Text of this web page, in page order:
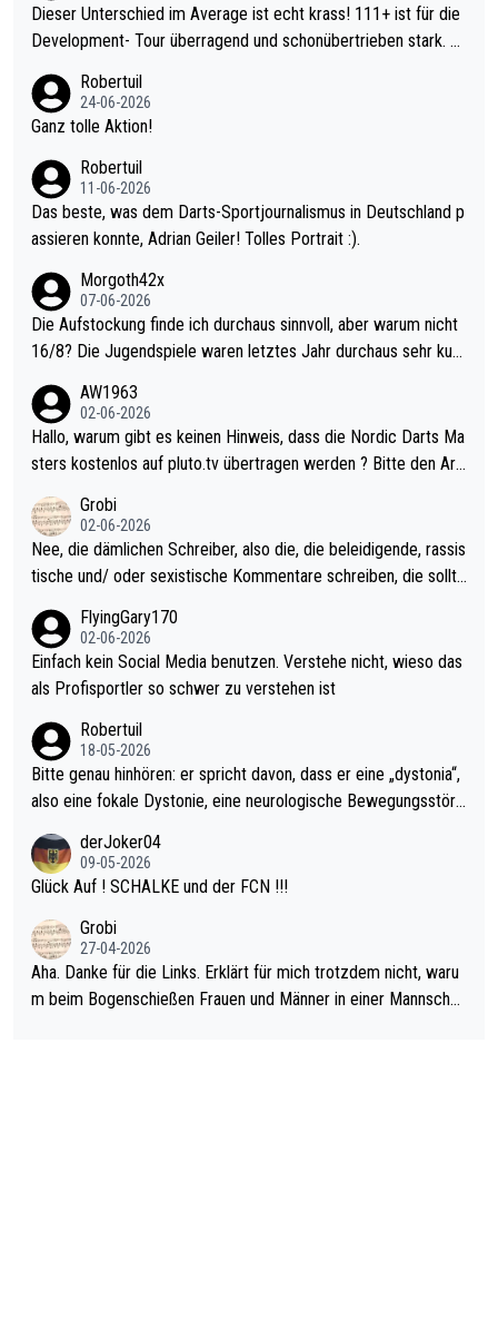
Dieser Unterschied im Average ist echt krass! 111+ ist für die
Development- Tour überragend und schonübertrieben stark. U
mal 40+ erst recht. Da gewinnst keinen Blumentopf - ist ja noc
h krasser wie ein Pokalspiel eines Kreisligisten vs einem Bund
Robertuil
24-06-2026
Ganz tolle Aktion!
Robertuil
11-06-2026
Das beste, was dem Darts-Sportjournalismus in Deutschland p
assieren konnte, Adrian Geiler! Tolles Portrait :).
Morgoth42x
07-06-2026
Die Aufstockung finde ich durchaus sinnvoll, aber warum nicht
16/8? Die Jugendspiele waren letztes Jahr durchaus sehr kurz
Allerdings ist Mitchell Lawrie als Nummer 1 der Welt eh qualifi
ziert. Somit ändert die automatische Qualifikation des Weltmei
sters erstmal nichts. Ich denke sie wollen damit für nächstes J
ohl wenig WDF Turniere spielen. Dies war bei Archie Self letzt
es Jahr der Fall. Er musste als amtierender Weltmeister durch
den Qualifier und ich glaube kaum, dass Mitchel sich das (in Ve
gas) antun würde, wenn er doch eigentlich die PDC-WM als Zi
el hat.
AW1963
02-06-2026
Hallo, warum gibt es keinen Hinweis, dass die Nordic Darts Ma
sters kostenlos auf pluto.tv übertragen werden ? Bitte den Arti
Grobi
02-06-2026
Nee, die dämlichen Schreiber, also die, die beleidigende, rassis
tische und/ oder sexistische Kommentare schreiben, die sollte
s Leben in den Griff kriegen. Nur eins wundert mich: Luke Little
r war doch neulich erst derjenige, der über Social Media GvV p
rovoziert hat. Und Littlers Mutter schießt öfters mal gegen Ric
FlyingGary170
02-06-2026
Einfach kein Social Media benutzen. Verstehe nicht, wieso das
als Profisportler so schwer zu verstehen ist
Robertuil
18-05-2026
Bitte genau hinhören: er spricht davon, dass er eine „dystonia“,
also eine fokale Dystonie, eine neurologische Bewegungsstöru
erden, im Arm hat. Und, dass Medikamente ihm helfen! Ich glau
be immer noch, dass sehr viele der Dartits-Fälle fälschlich psy
diese könnten teils wirksam behandelt werden! Dafür müsste
man nur zum Neurologen und nicht zum Mentaltrainer gehen…
derJoker04
09-05-2026
Glück Auf ! SCHALKE und der FCN !!!
Grobi
27-04-2026
Aha. Danke für die Links. Erklärt für mich trotzdem nicht, waru
m beim Bogenschießen Frauen und Männer in einer Mannschaf